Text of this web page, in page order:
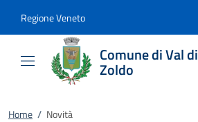
Regione Veneto
Comune di Val di
Zoldo
Home / Novità